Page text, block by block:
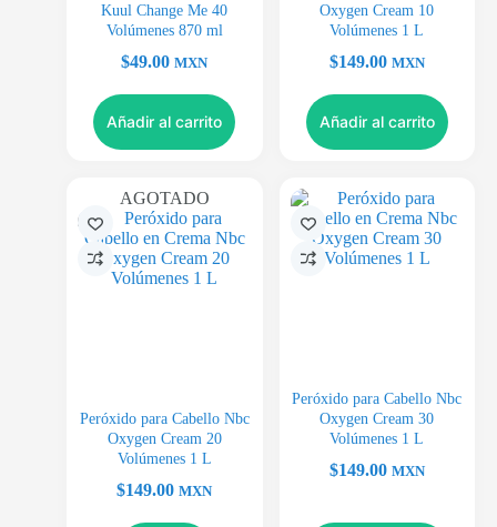
Kuul Change Me 40
Volúmenes 870 ml
$49.00 MXN
Añadir al carrito
Oxygen Cream 10
Volúmenes 1 L
$149.00 MXN
Añadir al carrito
AGOTADO
Peróxido para Cabello Nbc
Oxygen Cream 20
Volúmenes 1 L
$149.00 MXN
Peróxido para Cabello Nbc
Oxygen Cream 30
Volúmenes 1 L
$149.00 MXN